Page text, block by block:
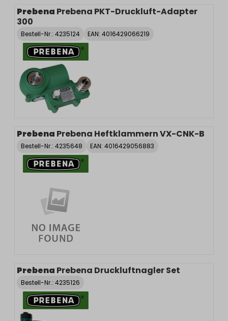
Prebena Prebena PKT-Druckluft-Adapter
300
Bestell-Nr.: 4235124 EAN: 4016429066219
Prebena Prebena Heftklammern VX-CNK-B
Bestell-Nr.: 4235648 EAN: 4016429056883
Prebena Prebena Druckluftnagler Set
Bestell-Nr.: 4235126